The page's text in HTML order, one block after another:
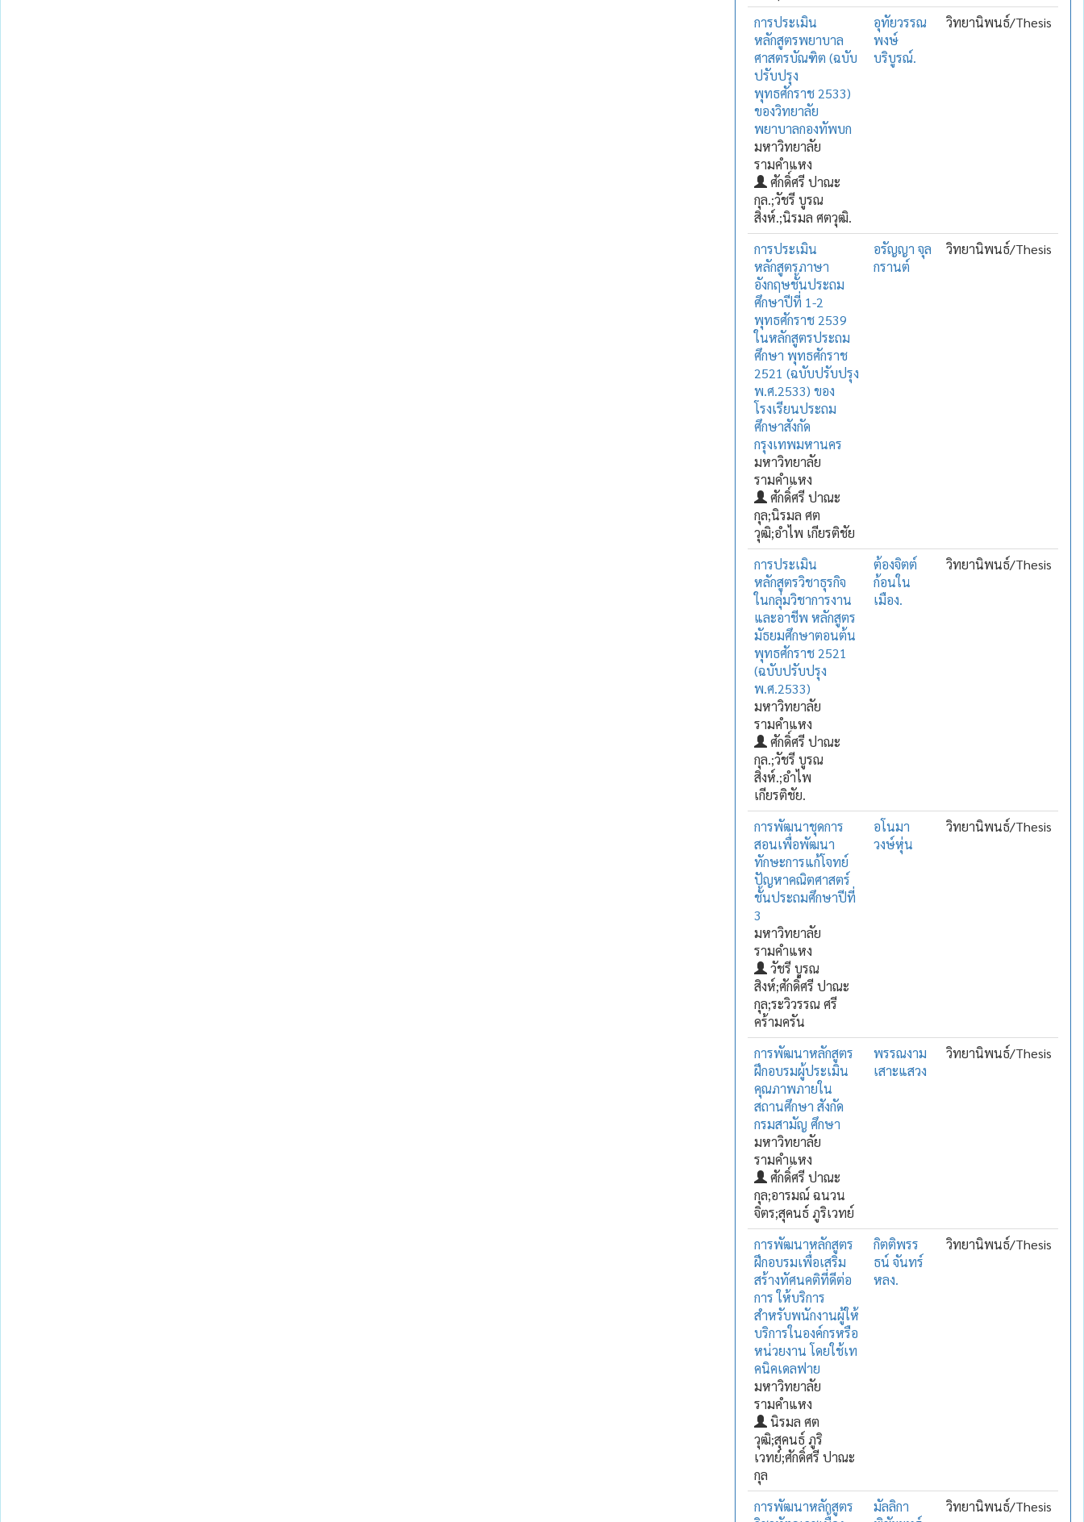
การประเมิน
หลักสูตรพยาบาล
ศาสตรบัณฑิต (ฉบับ
ปรับปรุง
พุทธศักราช 2533)
ของวิทยาลัย
พยาบาลกองทัพบก
มหาวิทยาลัย
รามคำแหง
ศักดิ์ศรี ปาณะ
กุล.;วัชรี บูรณ
สิงห์.;นิรมล ศตวุฒิ.
อุทัยวรรณ
พงษ์
บริบูรณ์.
วิทยานิพนธ์/Thesis
การประเมิน
หลักสูตรภาษา
อังกฤษชั้นประถม
ศึกษาปีที่ 1-2
พุทธศักราช 2539
ในหลักสูตรประถม
ศึกษา พุทธศักราช
2521 (ฉบับปรับปรุง
พ.ศ.2533) ของ
โรงเรียนประถม
ศึกษาสังกัด
กรุงเทพมหานคร
มหาวิทยาลัย
รามคำแหง
ศักดิ์ศรี ปาณะ
กุล;นิรมล ศต
วุฒิ;อำไพ เกียรติชัย
อรัญญา จุล
กรานต์
วิทยานิพนธ์/Thesis
การประเมิน
หลักสูตรวิชาธุรกิจ
ในกลุ่มวิชาการงาน
และอาชีพ หลักสูตร
มัธยมศึกษาตอนต้น
พุทธศักราช 2521
(ฉบับปรับปรุง
พ.ศ.2533)
มหาวิทยาลัย
รามคำแหง
ศักดิ์ศรี ปาณะ
กุล.;วัชรี บูรณ
สิงห์.;อำไพ
เกียรติชัย.
ต้องจิตต์
ก้อนใน
เมือง.
วิทยานิพนธ์/Thesis
การพัฒนาชุดการ
สอนเพื่อพัฒนา
ทักษะการแก้โจทย์
ปัญหาคณิตศาสตร์
ชั้นประถมศึกษาปีที่
3
มหาวิทยาลัย
รามคำแหง
วัชรี บูรณ
สิงห์;ศักดิ์ศรี ปาณะ
กุล;ระวิวรรณ ศรี
คร้ามครัน
อโนมา
วงษ์หุ่น
วิทยานิพนธ์/Thesis
การพัฒนาหลักสูตร
ฝึกอบรมผู้ประเมิน
คุณภาพภายใน
สถานศึกษา สังกัด
กรมสามัญ ศึกษา
มหาวิทยาลัย
รามคำแหง
ศักดิ์ศรี ปาณะ
กุล;อารมณ์ ฉนวน
จิตร;สุคนธ์ ภูริเวทย์
พรรณงาม
เสาะแสวง
วิทยานิพนธ์/Thesis
การพัฒนาหลักสูตร
ฝึกอบรมเพื่อเสริม
สร้างทัศนคติที่ดีต่อ
การ ให้บริการ
สำหรับพนักงานผู้ให้
บริการในองค์กรหรือ
หน่วยงาน โดยใช้เท
คนิคเดลฟาย
มหาวิทยาลัย
รามคำแหง
นิรมล ศต
วุฒิ;สุคนธ์ ภูริ
เวทย์;ศักดิ์ศรี ปาณะ
กุล
กิตติพรร
ธน์ จันทร์
หลง.
วิทยานิพนธ์/Thesis
การพัฒนาหลักสูตร
มัลลิกา
วิทยานิพนธ์/Thesis